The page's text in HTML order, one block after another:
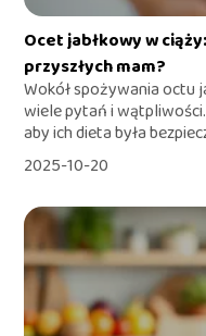
Ocet jabłkowy w
przyszłych mam?
Wokół spożywania octu
wiele pytań i
aby ich dieta była
2025-10-20